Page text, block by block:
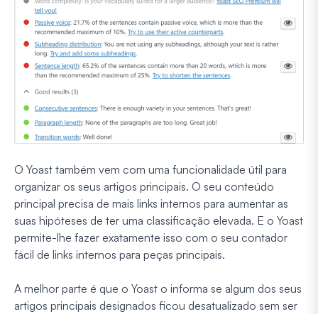
O Yoast também vem com uma funcionalidade útil para
organizar os seus artigos principais. O seu conteúdo
principal precisa de mais links internos para aumentar as
suas hipóteses de ter uma classificação elevada. E o Yoast
permite-lhe fazer exatamente isso com o seu contador
fácil de links internos para peças principais.
A melhor parte é que o Yoast o informa se algum dos seus
artigos principais designados ficou desatualizado sem ser